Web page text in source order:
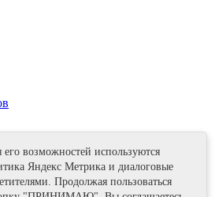
возможностей используются
Яндекс Метрика и диалоговые
Продолжая пользоваться